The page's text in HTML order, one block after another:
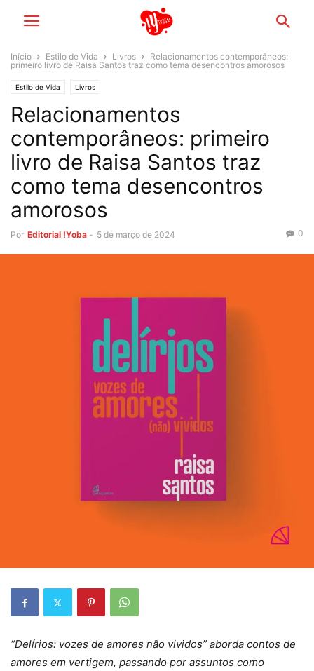
Início Estilo de Vida Livros
Relacionamentos contemporâneos:
primeiro livro de Raisa Santos traz como tema desencontros amorosos
Estilo de Vida Livros
Relacionamentos
contemporâneos: primeiro
livro de Raisa Santos traz
como tema desencontros
amorosos
Por Editorial !Yoba - 5 de março de 2024 0
“Delírios: vozes de amores não vividos” aborda contos de
amores em vertigem, passando por assuntos como